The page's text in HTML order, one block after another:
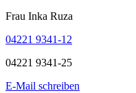
Frau Inka Ruza
04221 9341-12
04221 9341-25
E-Mail schreiben